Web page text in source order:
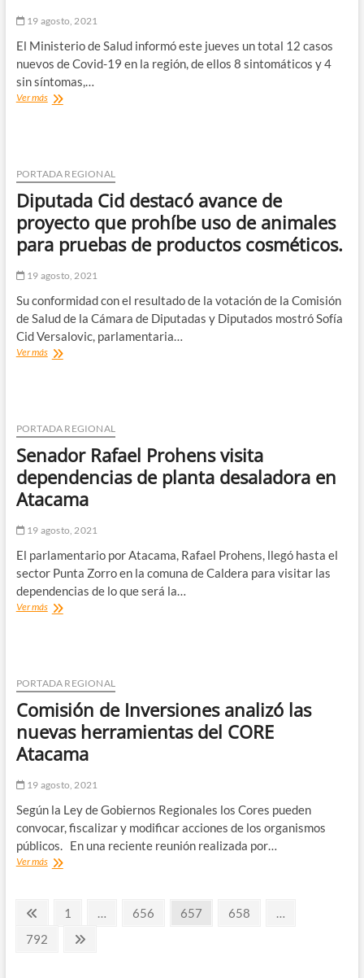
19 agosto, 2021
El Ministerio de Salud informó este jueves un total 12 casos
nuevos de Covid-19 en la región, de ellos 8 sintomáticos y 4
sin síntomas,…
Ver másSe
Atacama
12
casos
nuevos
de
COVID-
PORTADA REGIONAL
Diputada Cid destacó avance de
proyecto que prohíbe uso de animales
para pruebas de productos cosméticos.
19 agosto, 2021
Su conformidad con el resultado de la votación de la Comisión
de Salud de la Cámara de Diputadas y Diputados mostró Sofía
Cid Versalovic, parlamentaria…
Ver másDiputada
proyecto
que
prohíbe
de
animales
pruebas
productos
cosméticos.
PORTADA REGIONAL
Senador Rafael Prohens visita
dependencias de planta desaladora en
Atacama
19 agosto, 2021
El parlamentario por Atacama, Rafael Prohens, llegó hasta el
sector Punta Zorro en la comuna de Caldera para visitar las
dependencias de lo que será la…
Ver másSenador
de
planta
desaladora
Atacama
PORTADA REGIONAL
Comisión de Inversiones analizó las
nuevas herramientas del CORE
Atacama
19 agosto, 2021
Según la Ley de Gobiernos Regionales los Cores pueden
convocar, fiscalizar y modificar acciones de los organismos
públicos. En una reciente reunión realizada por…
Ver másComisión
nuevas
Paginación
de
PáginaPágina
1 … Página
656 Página
657 Página
658
…
Página
792
Página